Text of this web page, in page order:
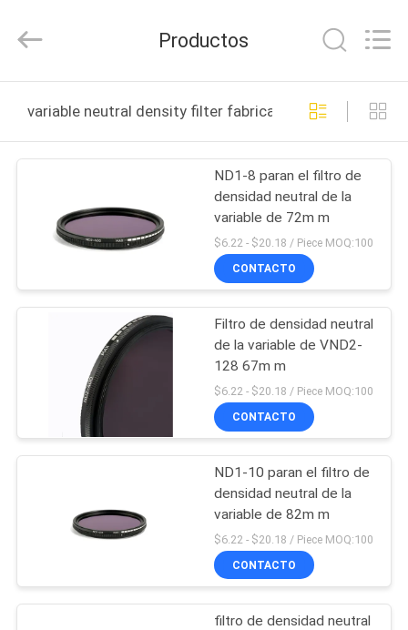
PRODUCTOS
SOBRE
NOSOTROS
VIAJE
FÁBRICA
CONTROL
CALIDAD
EN
Shadow
Technology
Rights
Productos
variable neutral density filter fabricación en línea
ND1-8 paran el filtro de
densidad neutral de la
variable de 72m m
$6.22 - $20.18 / Piece MOQ:100
CONTACTO
Filtro de densidad neutral
de la variable de VND2-
128 67m m
$6.22 - $20.18 / Piece MOQ:100
CONTACTO
ND1-10 paran el filtro de
densidad neutral de la
variable de 82m m
$6.22 - $20.18 / Piece MOQ:100
CONTACTO
filtro de densidad neutral